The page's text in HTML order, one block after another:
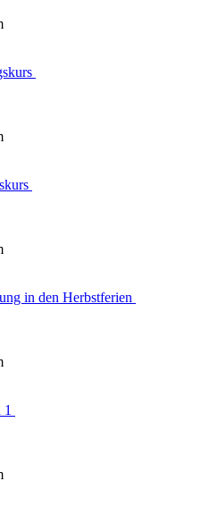
in den Herbstferien